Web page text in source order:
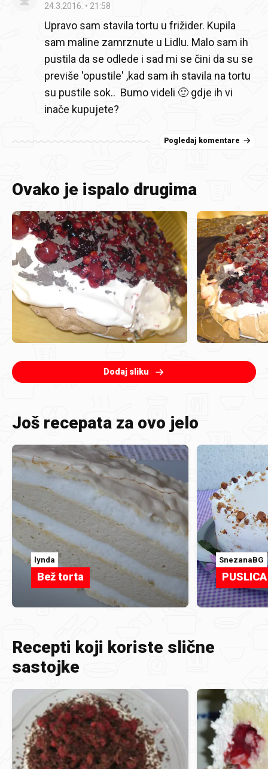
24.3.2016. 21:58
Upravo sam stavila tortu u frižider. Kupila
sam maline zamrznute u Lidlu. Malo sam ih
pustila da se odlede i sad mi se čini da su se
previše 'opustile' ,kad sam ih stavila na tortu
su pustile sok.. Bumo videli 🙂 gdje ih vi
inače kupujete?
Pogledaj komentare
Ovako je ispalo drugima
Dodaj sliku
Još recepata za ovo jelo
lynda
Bež torta
SnezanaBG
Recepti koji koriste slične
sastojke